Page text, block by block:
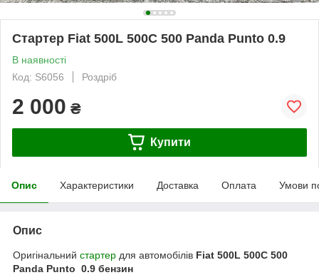
Стартер Fiat 500L 500C 500 Panda Punto 0.9
В наявності
Код: S6056
Роздріб
2 000 ₴
Купити
Опис Характеристики Доставка Оплата Умови
Опис
Оригінальний стартер для автомобілів Fiat 500L 500C 500
Panda Punto 0.9 бензин